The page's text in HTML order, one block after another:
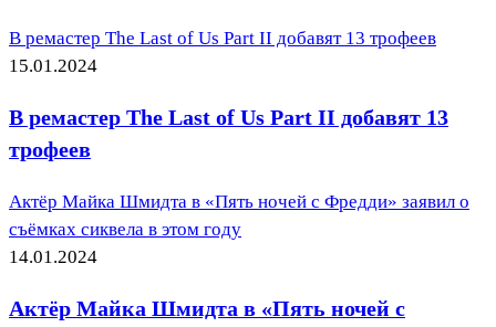
В ремастер The Last of Us Part II добавят 13 трофеев
15.01.2024
В ремастер The Last of Us Part II добавят 13
трофеев
Актёр Майка Шмидта в «Пять ночей с Фредди» заявил о
съёмках сиквела в этом году
14.01.2024
Актёр Майка Шмидта в «Пять ночей с